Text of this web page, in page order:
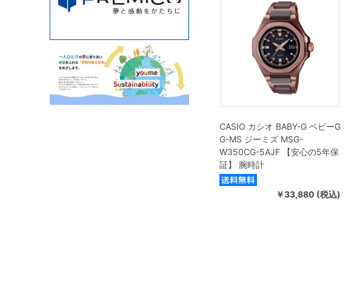
CASIO カシオ BABY-G ベビーG
G-MS ジーミズ MSG-
W350CG-5AJF 【安心の5年保
証】 腕時計
￥33,880 (税込)